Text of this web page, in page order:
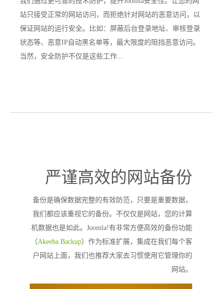
站只接受正常的网站访问，而拒绝针对网站的恶意访问，以
保证网站的运行安全。比如：屏蔽后台登录地址、审核登录
状态等、恶意IP自动黑名单等，最大限度的阻挡恶意访问。
当然，安全防护不仅是这些工作...
严谨高效的网站备份
备份是确保数据完整的有效防范，只要是重要数据，
我们都应该重视它的备份。不仅仅是网站，您的计算
机数据也是如此。Joomla!有非常方便高效的备份功能
（Akeeba Backup）作为标准扩展，集成在我们每个客
户网站上面，我们也推荐大家去习惯使用它管理你的
网站。